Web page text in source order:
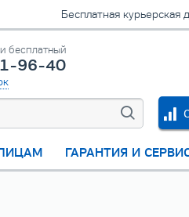
Бесплатная
бесплатный
96-40
ГАРАНТИЯ И